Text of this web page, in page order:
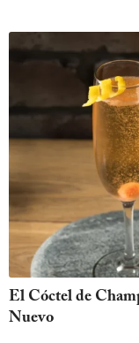
El Cóctel de
Nuevo